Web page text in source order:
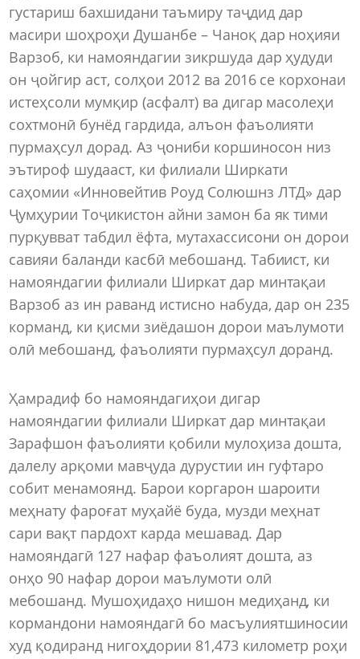
густариш бахшидани таъмиру таҷдид дар
масири шоҳроҳи Душанбе – Чаноқ дар ноҳияи
Варзоб, ки намояндагии зикршуда дар ҳудуди
он ҷойгир аст, солҳои 2012 ва 2016 се корхонаи
истеҳсоли мумқир (асфалт) ва дигар масолеҳи
сохтмонӣ бунёд гардида, алъон фаъолияти
пурмаҳсул дорад. Аз ҷониби коршиносон низ
эътироф шудааст, ки филиали Ширкати
саҳомии «Инновейтив Роуд Солюшнз ЛТД» дар
Ҷумҳурии Тоҷикистон айни замон ба як тими
пурқувват табдил ёфта, мутахассисони он дорои
савияи баланди касбӣ мебошанд. Табиист, ки
намояндагии филиали Ширкат дар минтақаи
Варзоб аз ин раванд истисно набуда, дар он 235
корманд, ки қисми зиёдашон дорои маълумоти
олӣ мебошанд, фаъолияти пурмаҳсул доранд.
Ҳамрадиф бо намояндагиҳои дигар
намояндагии филиали Ширкат дар минтақаи
Зарафшон фаъолияти қобили мулоҳиза дошта,
далелу арқоми мавҷуда дурустии ин гуфтаро
собит менамоянд. Барои коргарон шароити
меҳнату фароғат муҳайё буда, музди меҳнат
сари вақт пардохт карда мешавад. Дар
намояндагӣ 127 нафар фаъолият дошта, аз
онҳо 90 нафар дорои маълумоти олӣ
мебошанд. Мушоҳидаҳо нишон медиҳанд, ки
кормандони намояндагӣ бо масъулиятшиносии
худ қодиранд нигоҳдории 81,473 километр роҳи